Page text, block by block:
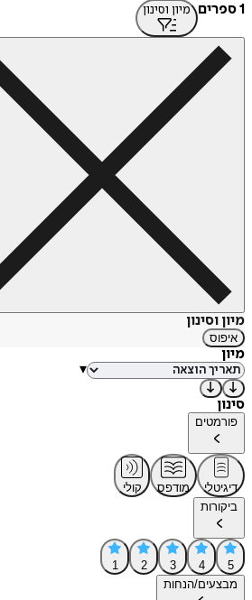
1 ספרים מיון וסינון
מיון וסינון
איפוס
מיון
▾
סינון
פורמטים
דיגיטלי מודפס
קולי
ביקורות
5
4
3
2
1
מבצעים/הנחות